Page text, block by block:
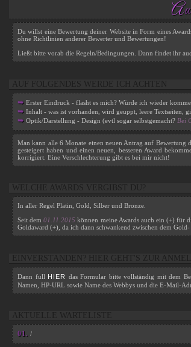
Du willst eine Bewertung deiner Website in Form eines
ohne Richtlinien anderer Bewerter und Bewertungen!
Ließt bitte vorab die Regeln/Bedingungen. Dann findet ihr
AUF FOLGENDES WERDE ICH ACHTEN
➥ Erster Eindruck - flasht es mich? Würde ich wieder
➥ Inhalt - was ist vorhanden, wird geuppt, leere Textseiten,
➥ Optik/Darstellung - Design (evtl sogar selbstgemacht? Bei
Man kann alle 6 Monate einen neuen Antrag auf Bewertung
gesteigert haben und einen neuen, besseren Award
korrigiert. Eine Verschlechterung gibt es bei mir nicht!
WELCHE AWARDS VERGIBST DU?
In aller Regel Platin, Gold, Silber und Bronze.
Seit dem01.11.2015 können meine Awards auch ein (+) für
Goldaward (+), da ich dann schwankend zwischen dem Gold-
EINVERSTANDEN? HIER GEHT'S ZUR
Dann füll HIER das Formular bitte vollständig mit dem
Namen, HP-URL sowie Name des Webbys und die E-Mail-
AKTUELLE WARTELISTE
01. /